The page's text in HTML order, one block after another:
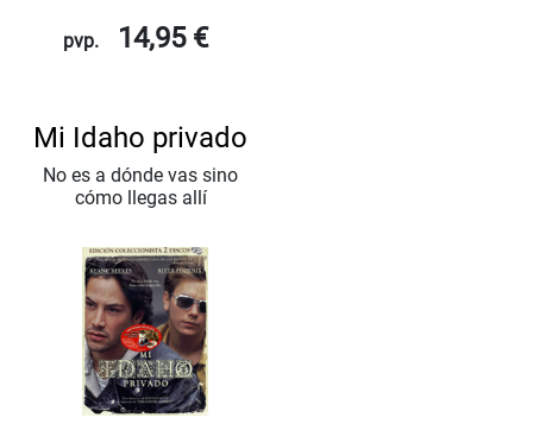
pvp. 14,95 €
Mi Idaho privado
No es a dónde vas sino
cómo llegas allí